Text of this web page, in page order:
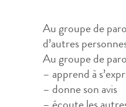
Au groupe de
d’autres
Au groupe de
– apprend à
– donne son avis